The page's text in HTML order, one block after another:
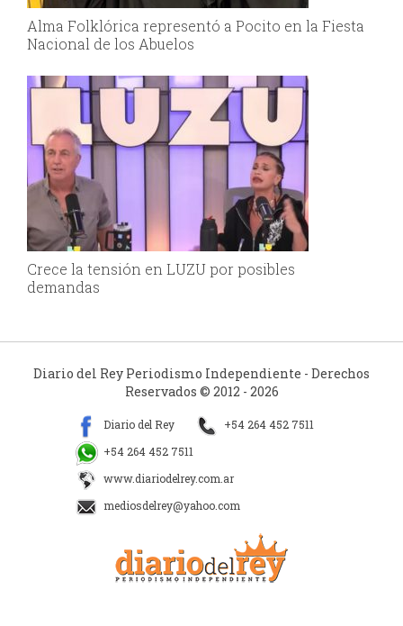
Alma Folklórica representó a Pocito en la Fiesta
Nacional de los Abuelos
Crece la tensión en LUZU por posibles
demandas
Diario del Rey Periodismo Independiente - Derechos
Reservados © 2012 - 2026
Diario del Rey
+54 264 452 7511
+54 264 452 7511
www.diariodelrey.com.ar
mediosdelrey@yahoo.com